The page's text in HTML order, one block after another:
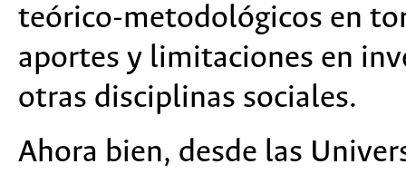
teórico-metodológicos en
aportes y limitaciones en
otras disciplinas sociales.
Ahora bien, desde las